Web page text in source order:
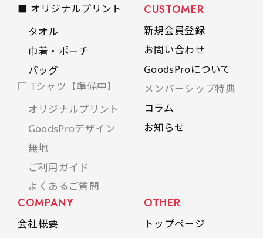
■ オリジナルプリント
タオル
巾着・ポーチ
バッグ
□ Tシャツ【準備中】
オリジナルプリント
GoodsProデザイン
無地
ご利用ガイド
よくあるご質問
CUSTOMER
新規会員登録
お問い合わせ
GoodsProについて
メンバーシップ特典
コラム
お知らせ
COMPANY
会社概要
OTHER
トップページ